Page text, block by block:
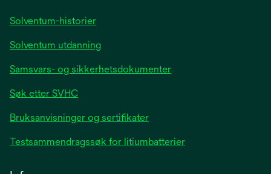
Solventum-historier
Solventum utdanning
Samsvars- og sikkerhetsdokumenter
Søk etter SVHC
Bruksanvisninger og sertifikater
Testsammendragssøk for litiumbatterier